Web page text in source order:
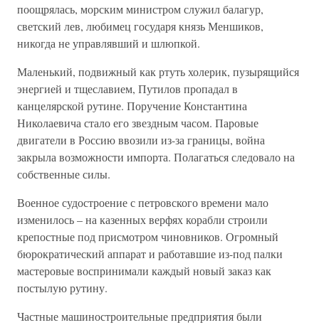
поощрялась, морским министром служил балагур,
светский лев, любимец государя князь Меншиков,
никогда не управлявший и шлюпкой.
Маленький, подвижный как ртуть холерик, пузырящийся
энергией и тщеславием, Путилов пропадал в
канцелярской рутине. Поручение Константина
Николаевича стало его звездным часом. Паровые
двигатели в Россию ввозили из-за границы, война
закрыла возможности импорта. Полагаться следовало на
собственные силы.
Военное судостроение с петровского времени мало
изменилось – на казенных верфях корабли строили
крепостные под присмотром чиновников. Огромный
бюрократический аппарат и работавшие из-под палки
мастеровые воспринимали каждый новый заказ как
постылую рутину.
Частные машиностроительные предприятия были